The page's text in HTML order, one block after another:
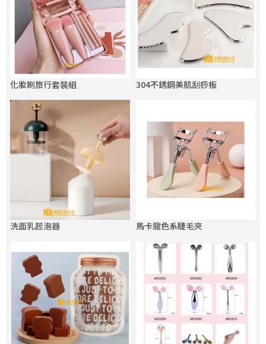
化妝刷旅行套裝組 304不銹鋼美肌刮痧板
洗面乳起泡器 馬卡龍色系睫毛夾